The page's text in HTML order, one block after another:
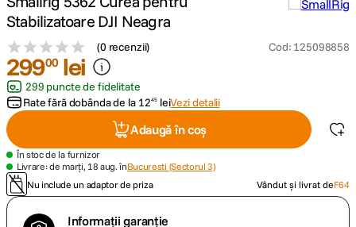
canon sx740 hs
6. lavaliera
card memorie
8. ulanzi
9. insta 360
Stabilizatoare DJI Neagra
(0 recenzii) Cod: 125098858
29900 lei
299 puncte de fidelitate
Rate fără dobânda de la 1245 leiVezi detalii
Adaugă în coș
În stoc de la furnizor
Livrare: de marți, 18 aug. înBucuresti (Sectorul 3)
Nu include un adaptor de priza
Vândut și livrat deF64
Informații garanție